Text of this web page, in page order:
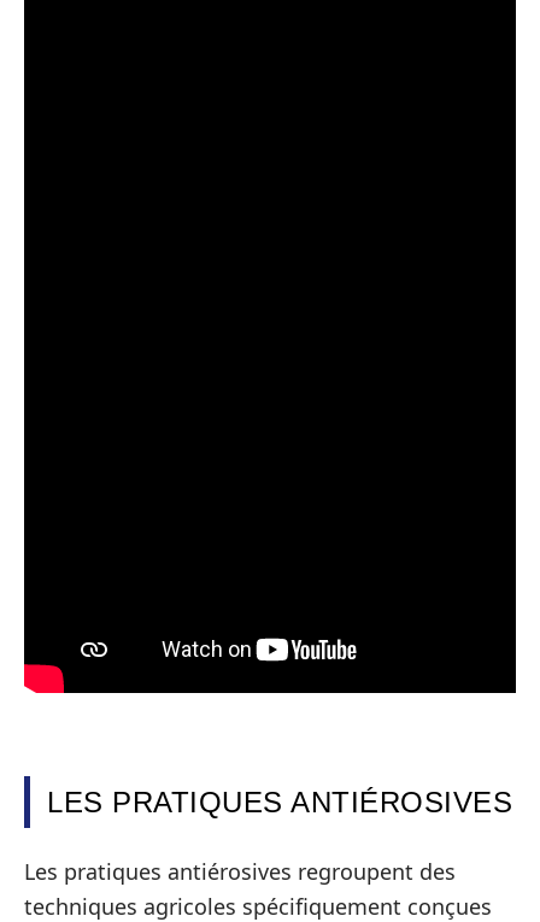
LES PRATIQUES ANTIÉROSIVES
Les pratiques antiérosives regroupent des
techniques agricoles spécifiquement conçues